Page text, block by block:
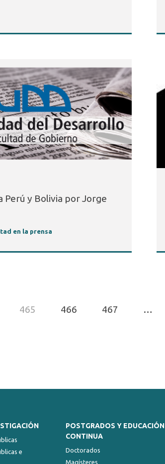
Perú y Bolivia por Jorge
en la prensa
465 466 467 …
e
POSTGRADOS Y EDUCACIÓN
CONTINUA
Doctorados
Magísteres